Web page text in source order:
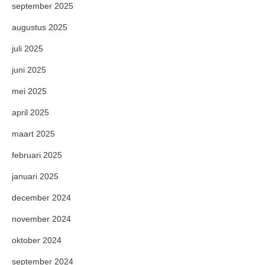
september 2025
augustus 2025
juli 2025
juni 2025
mei 2025
april 2025
maart 2025
februari 2025
januari 2025
december 2024
november 2024
oktober 2024
september 2024